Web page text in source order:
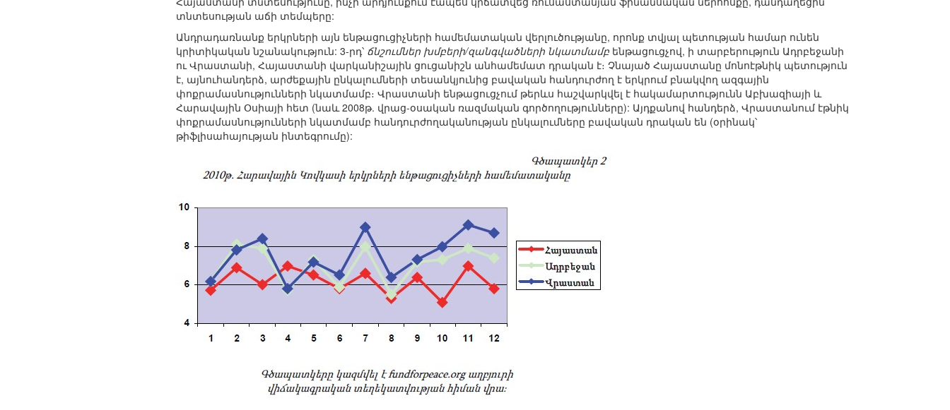
տնտեսության աճի տեմպերը:
Անդրադառնանք երկրների այն ենթացուցիչների համեմատական վերլուծությանը, որոնք տվյալ պետության համար ունեն
կրիտիկական նշանակություն: 3-րդ՝ ճնշումներ խմբերի/զանգվածների նկատմամբ ենթացուցչով, ի տարբերություն Ադրբեջանի
ու Վրաստանի, Հայաստանի վարկանիշային ցուցանիշն անհամեմատ դրական է։ Չնայած Հայաստանը մոնոէթնիկ պետություն
է, այնուհանդերձ, արժեքային ընկալումների տեսանկյունից բավական հանդուրժող է երկրում բնակվող ազգային
փոքրամասնությունների նկատմամբ։ Վրաստանի ենթացուցչում թերևս հաշվարկվել է հակամարտությունն Աբխազիայի և
Հարավային Օսիայի հետ (նաև 2008թ. վրաց-օսական ռազմական գործողությունները): Այդքանով հանդերձ, Վրաստանում էթնիկ
փոքրամասնությունների նկատմամբ հանդուրժողականության ընկալումները բավական դրական են (օրինակ՝
թիֆլիսահայության ինտեգրումը):